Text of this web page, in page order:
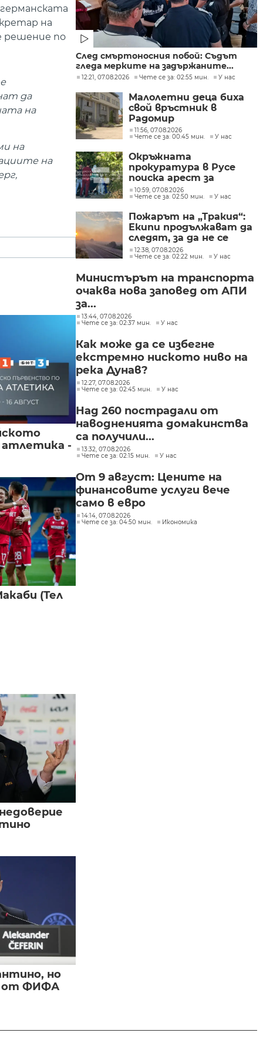
на
решение по
да
на
на
на
атлетика -
(Тел
но
от ФИФА
След смъртоносния побой: Съдът
гледа мерките на задържаните...
12:21, 07.08.2026 Чете се за: 02:55 мин. У нас
Малолетни деца биха
свой връстник в
Радомир
11:56, 07.08.2026
Чете се за: 00:45 мин.
У нас
Окръжната
прокуратура в Русе
поиска арест за
петима от
участниците в
разбитата
лаборатория за
фентанил
10:59, 07.08.2026
Чете се за: 02:50 мин.
У нас
Пожарът на „Тракия“:
Екипи продължават да
следят, за да не се
разпространява
огънят
12:38, 07.08.2026
Чете се за: 02:22 мин.
У нас
Министърът на транспорта
очаква нова заповед от АПИ
за...
13:44, 07.08.2026
Чете се за: 02:37 мин.
У нас
Как може да се избегне
екстремно ниското ниво на
река Дунав?
12:27, 07.08.2026
Чете се за: 02:45 мин.
У нас
Над 260 пострадали от
наводненията домакинства
са получили...
13:32, 07.08.2026
Чете се за: 02:15 мин.
У нас
От 9 август: Цените на
финансовите услуги вече
само в евро
14:14, 07.08.2026
Чете се за: 04:50 мин.
Икономика